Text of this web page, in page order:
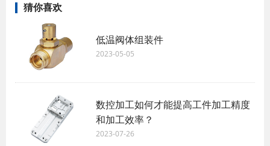
猜你喜欢
低温阀体组装件
2023-05-05
数控加工如何才能提高工件加工精度
和加工效率？
2023-07-26